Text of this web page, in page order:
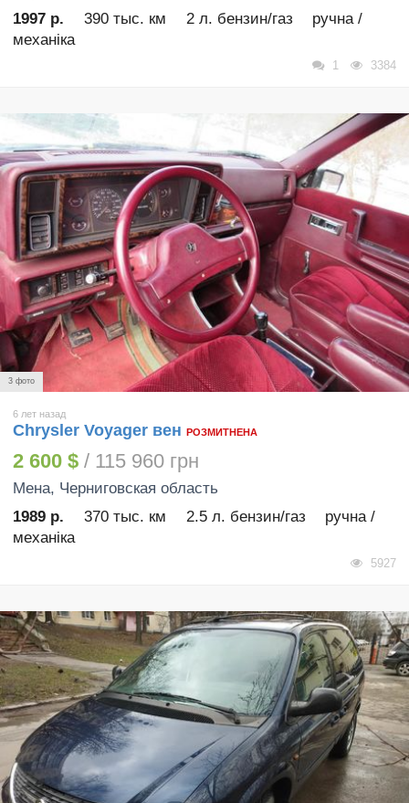
1997 р.
390 тыс. км 2 л. бензин/газ
ручна /
механіка
1 3384
3 фото
6 лет назад
Chrysler Voyager вен РОЗМИТНЕНА
2 600 $ / 115 960 грн
Мена, Черниговская область
1989 р.
370 тыс. км 2.5 л. бензин/газ
ручна /
механіка
5927